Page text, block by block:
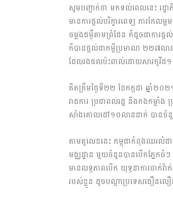
សូមបញ្ជាក់ថា មកទល់ពេលនេះ រដ្
មានការផ្ដល់បរិក្ខារពេទ្យ ការកែល
ចម្លងជម្ងឺតាមព្រំដែន ក៏ដូចជាការផ្
ក៏បានផ្ដល់ជាកម្ចីប្រមាណ ២២៧លាន
ដែលរងផលប៉ះពាល់ដោយសារកូវីដ១
គិតត្រឹមថ្ងៃទី២២ ខែកក្កដា ឆ្នាំ២
រាជការ ប្រជាពលរដ្ឋ និងកងកម្ល
សាំងគោលដៅ១០លាននាក់ បានចំ
តាមតួលេខនេះ កម្ពុជាកំពុងឈរលំដា
មជ្ឈដ្ឋាន មួយចំនួនបានបើកភ្នែក
មានលទ្ធភាពបើក យុទ្ធនាការចាក់វ៉
របស់ខ្លួន ដូចបណ្តាប្រទេសជឿនលឿ